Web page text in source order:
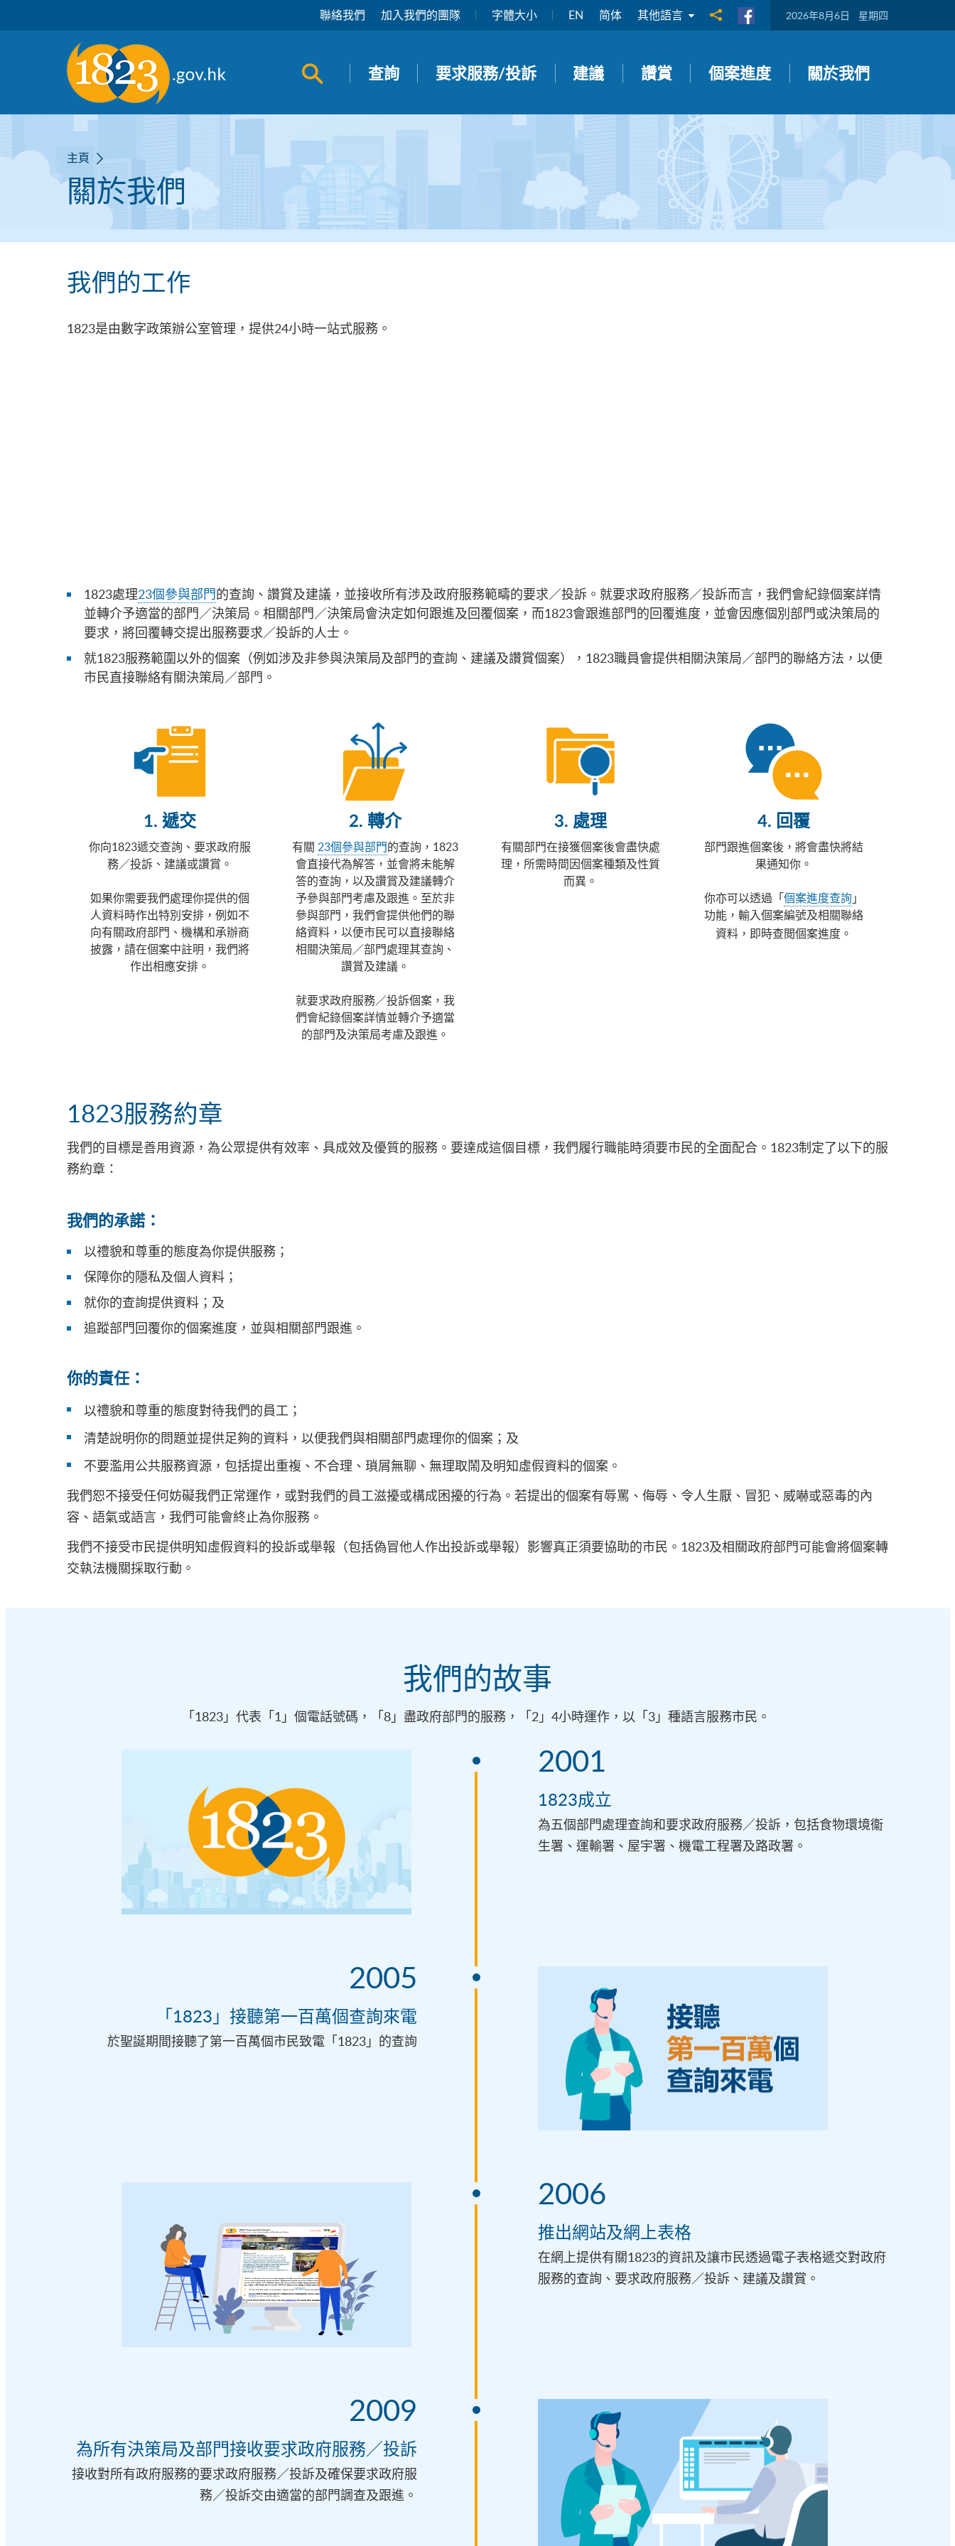
聯絡我們 加入我們的團隊 字體大小 EN 简体 其他語言 分享到 2026年8月6日 星期四
開啟搜尋面板
查詢 要求服務/投訴 建議 讚賞 個案進度 關於我們
主頁
關於我們
我們的工作
1823是由數字政策辦公室管理，提供24小時一站式服務。
1823處理23個參與部門的查詢、讚賞及建議，並接收所有涉及政府服務範疇的要求／投訴。就要求政府服務／投訴而言，我們會紀錄個案詳情
並轉介予適當的部門／決策局。相關部門／決策局會決定如何跟進及回覆個案，而1823會跟進部門的回覆進度，並會因應個別部門或決策局的
要求，將回覆轉交提出服務要求／投訴的人士。
就1823服務範圍以外的個案（例如涉及非參與決策局及部門的查詢、建議及讚賞個案），1823職員會提供相關決策局／部門的聯絡方法，以便
市民直接聯絡有關決策局／部門。
1. 遞交
你向1823遞交查詢、要求政府服
務／投訴、建議或讚賞。
如果你需要我們處理你提供的個
人資料時作出特別安排，例如不
向有關政府部門、機構和承辦商
披露，請在個案中註明，我們將
作出相應安排。
2. 轉介
有關 23個參與部門的查詢，1823
會直接代為解答，並會將未能解
答的查詢，以及讚賞及建議轉介
予參與部門考慮及跟進。至於非
參與部門，我們會提供他們的聯
絡資料，以便市民可以直接聯絡
相關決策局／部門處理其查詢、
讚賞及建議。
就要求政府服務／投訴個案，我
們會紀錄個案詳情並轉介予適當
的部門及決策局考慮及跟進。
3. 處理
有關部門在接獲個案後會盡快處
理，所需時間因個案種類及性質
而異。
4. 回覆
部門跟進個案後，將會盡快將結
果通知你。
你亦可以透過「個案進度查詢 」
功能，輸入個案編號及相關聯絡
資料，即時查閲個案進度。
1823服務約章
我們的目標是善用資源，為公眾提供有效率、具成效及優質的服務。要達成這個目標，我們履行職能時須要市民的全面配合。1823制定了以下的服
務約章：
我們的承諾：
以禮貌和尊重的態度為你提供服務；
保障你的隱私及個人資料；
就你的查詢提供資料；及
追蹤部門回覆你的個案進度，並與相關部門跟進。
你的責任：
以禮貌和尊重的態度對待我們的員工；
清楚說明你的問題並提供足夠的資料，以便我們與相關部門處理你的個案；及
不要濫用公共服務資源，包括提出重複、不合理、瑣屑無聊、無理取鬧及明知虛假資料的個案。
我們恕不接受任何妨礙我們正常運作，或對我們的員工滋擾或構成困擾的行為。若提出的個案有辱罵、侮辱、令人生厭、冒犯、威嚇或惡毒的內
容、語氣或語言，我們可能會終止為你服務。
我們不接受市民提供明知虛假資料的投訴或舉報（包括偽冒他人作出投訴或舉報）影響真正須要協助的市民。1823及相關政府部門可能會將個案轉
交執法機關採取行動。
我們的故事
「1823」代表「1」個電話號碼，「8」盡政府部門的服務，「2」4小時運作，以「3」種語言服務市民。
2001
1823成立
為五個部門處理查詢和要求政府服務／投訴，包括食物環境衞
生署、運輸署、屋宇署、機電工程署及路政署。
2005
「1823」接聽第一百萬個查詢來電
於聖誕期間接聽了第一百萬個市民致電「1823」的查詢
2006
推出網站及網上表格
在網上提供有關1823的資訊及讓市民透過電子表格遞交對政府
服務的查詢、要求政府服務／投訴、建議及讚賞。
2009
為所有決策局及部門接收要求政府服務／投訴
接收對所有政府服務的要求政府服務／投訴及確保要求政府服
務／投訴交由適當的部門調查及跟進。